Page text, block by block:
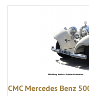
CMC Mercedes Benz